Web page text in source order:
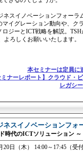
ネスイノベーションフォー
マイグレーション動向や、
ジーとICT戦略を解説。
ろしくお願いいたします。
本セミナーは定員に
ミナーレポート】クラウド・
レガシ
ネスイノベーションフォ
時代のICTソリューション ～
20日（木） 14:00～17:45（受